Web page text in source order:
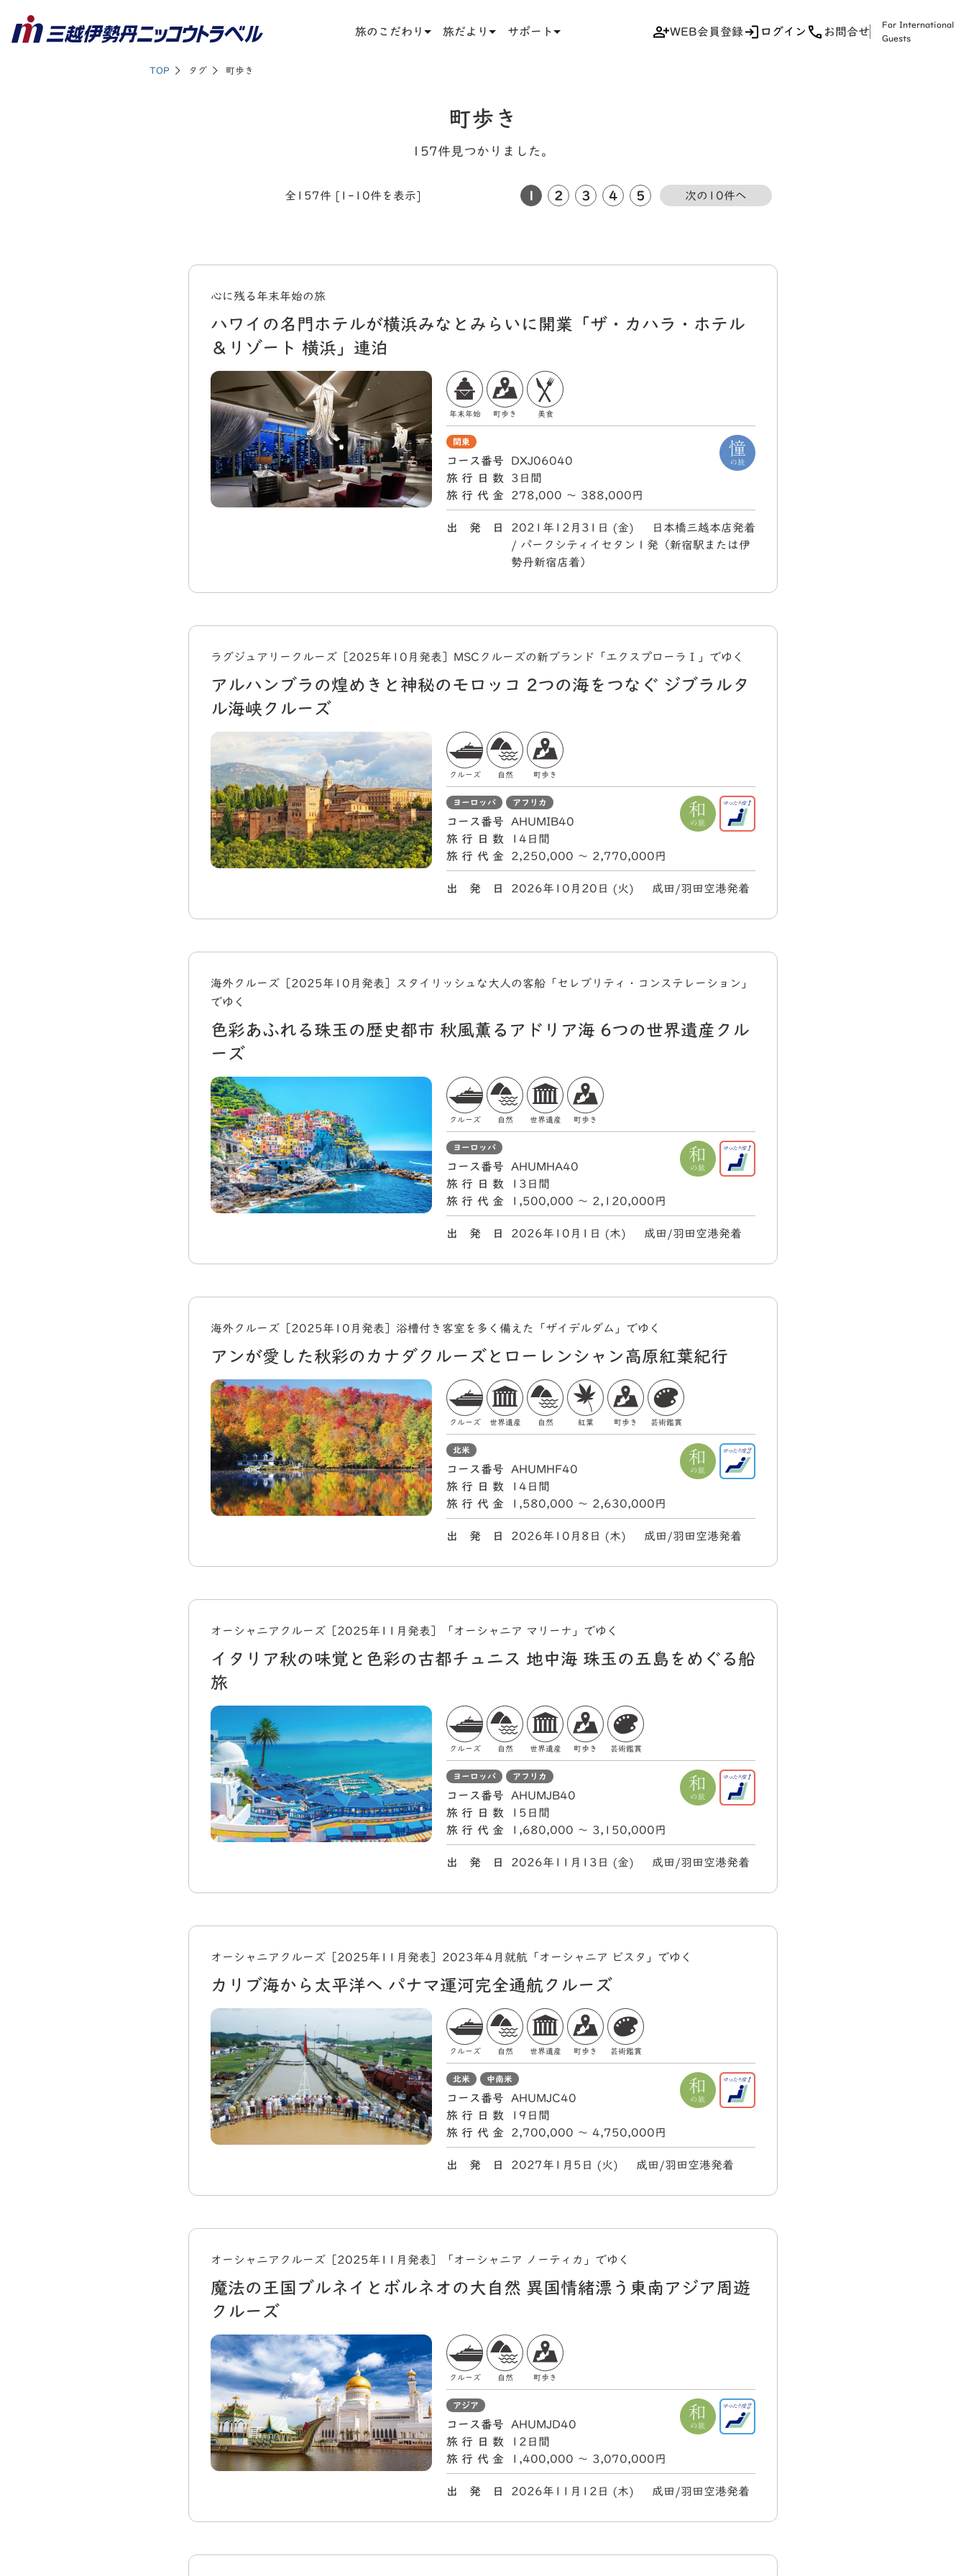
旅のこだわり 旅だより サポート WEB会員登録 ログイン お問合せ
For International
Guests
TOP タグ 町歩き
町歩き
157件見つかりました。
全157件 [1-10件を表示] 1 2 3 4 5 次の10件へ
心に残る年末年始の旅
ハワイの名門ホテルが横浜みなとみらいに開業「ザ・カハラ・ホテル
＆リゾート 横浜」連泊
年末年始 町歩き 美食
関東
コース番号
DXJ06040
旅行日数
3日間
旅行代金
278,000 〜 388,000円
出 発 日
2021年12月31日 (金) 日本橋三越本店発着
/ パークシティイセタン１発（新宿駅または伊
勢丹新宿店着）
ラグジュアリークルーズ［2025年10月発表］MSCクルーズの新ブランド「エクスプローラⅠ」でゆく
アルハンブラの煌めきと神秘のモロッコ 2つの海をつなぐ ジブラルタ
ル海峡クルーズ
クルーズ 自然 町歩き
ヨーロッパ アフリカ
コース番号
AHUMIB40
旅行日数
14日間
旅行代金
2,250,000 〜 2,770,000円
出 発 日 2026年10月20日 (火) 成田/羽田空港発着
海外クルーズ［2025年10月発表］スタイリッシュな大人の客船「セレブリティ・コンステレーション」
でゆく
色彩あふれる珠玉の歴史都市 秋風薫るアドリア海 6つの世界遺産クル
ーズ
クルーズ 自然 世界遺産 町歩き
ヨーロッパ
コース番号
AHUMHA40
旅行日数
13日間
旅行代金
1,500,000 〜 2,120,000円
出 発 日 2026年10月1日 (木) 成田/羽田空港発着
海外クルーズ［2025年10月発表］浴槽付き客室を多く備えた「ザイデルダム」でゆく
アンが愛した秋彩のカナダクルーズとローレンシャン高原紅葉紀行
クルーズ 世界遺産 自然 紅葉 町歩き 芸術鑑賞
北米
コース番号
AHUMHF40
旅行日数
14日間
旅行代金
1,580,000 〜 2,630,000円
出 発 日 2026年10月8日 (木) 成田/羽田空港発着
オーシャニアクルーズ［2025年11月発表］「オーシャニア マリーナ」でゆく
イタリア秋の味覚と色彩の古都チュニス 地中海 珠玉の五島をめぐる船
旅
クルーズ 自然 世界遺産 町歩き 芸術鑑賞
ヨーロッパ アフリカ
コース番号
AHUMJB40
旅行日数
15日間
旅行代金
1,680,000 〜 3,150,000円
出 発 日 2026年11月13日 (金) 成田/羽田空港発着
オーシャニアクルーズ［2025年11月発表］2023年4月就航「オーシャニア ビスタ」でゆく
カリブ海から太平洋へ パナマ運河完全通航クルーズ
クルーズ 自然 世界遺産 町歩き 芸術鑑賞
北米 中南米
コース番号
AHUMJC40
旅行日数
19日間
旅行代金
2,700,000 〜 4,750,000円
出 発 日 2027年1月5日 (火) 成田/羽田空港発着
オーシャニアクルーズ［2025年11月発表］「オーシャニア ノーティカ」でゆく
魔法の王国ブルネイとボルネオの大自然 異国情緒漂う東南アジア周遊
クルーズ
クルーズ 自然 町歩き
アジア
コース番号
AHUMJD40
旅行日数
12日間
旅行代金
1,400,000 〜 3,070,000円
出 発 日 2026年11月12日 (木) 成田/羽田空港発着